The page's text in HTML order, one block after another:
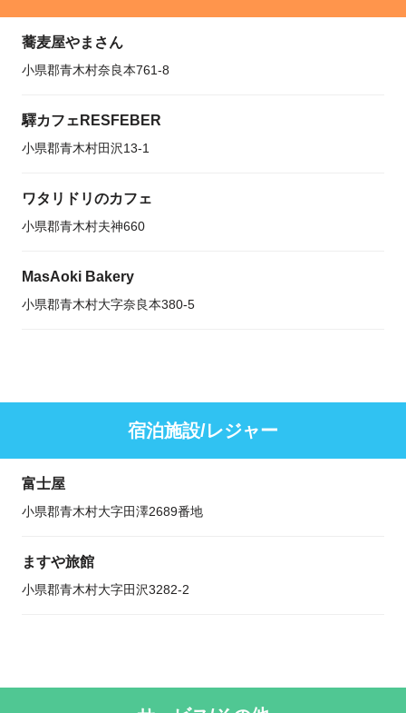
蕎麦屋やまさん
小県郡青木村奈良本761-8
驛カフェRESFEBER
小県郡青木村田沢13-1
ワタリドリのカフェ
小県郡青木村夫神660
MasAoki Bakery
小県郡青木村大字奈良本380-5
宿泊施設/レジャー
富士屋
小県郡青木村大字田澤2689番地
ますや旅館
小県郡青木村大字田沢3282-2